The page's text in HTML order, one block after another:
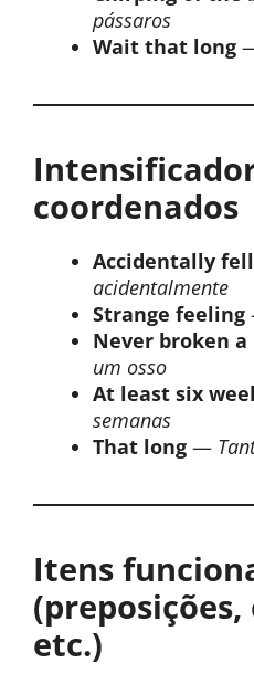
pássaros
Wait that long
coordenados
Accidentally fell
acidentalmente
Strange feeling
Never broken a
um osso
At least six
semanas
That long —
Itens
etc.)